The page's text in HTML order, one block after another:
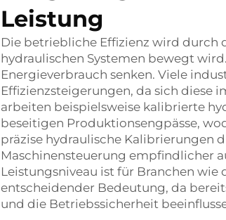
Leistung
Die betriebliche Effizienz wird
hydraulischen Systemen bewegt
Energieverbrauch senken. Viele
Effizienzsteigerungen, da sich diese
arbeiten beispielsweise kalibrierte
beseitigen Produktionsengpässe,
präzise hydraulische Kalibrierungen
Maschinensteuerung empfindlicher
Leistungsniveau ist für Branchen
entscheidender Bedeutung, da
und die Betriebssicherheit